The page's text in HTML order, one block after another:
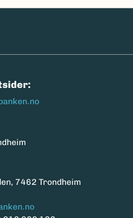
7462 Trondheim